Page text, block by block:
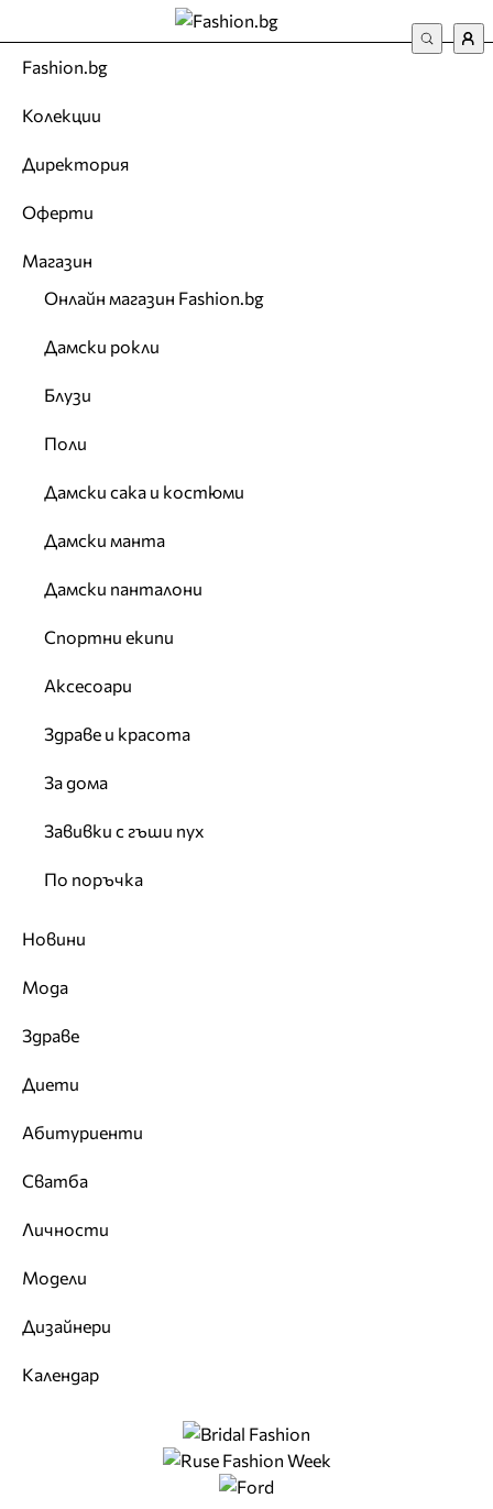
Fashion.bg
Колекции
Директория
Оферти
Магазин
Онлайн магазин Fashion.bg
Дамски рокли
Блузи
Поли
Дамски сака и костюми
Дамски манта
Дамски панталони
Спортни екипи
Аксесоари
Здраве и красота
За дома
Завивки с гъши пух
По поръчка
Новини
Мода
Здраве
Диети
Абитуриенти
Сватба
Личности
Модели
Дизайнери
Календар